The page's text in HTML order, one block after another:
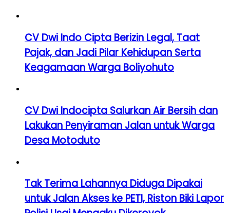
CV Dwi Indo Cipta Berizin Legal, Taat
Pajak, dan Jadi Pilar Kehidupan Serta
Keagamaan Warga Boliyohuto
CV Dwi Indocipta Salurkan Air Bersih dan
Lakukan Penyiraman Jalan untuk Warga
Desa Motoduto
Tak Terima Lahannya Diduga Dipakai
untuk Jalan Akses ke PETI, Riston Biki Lapor